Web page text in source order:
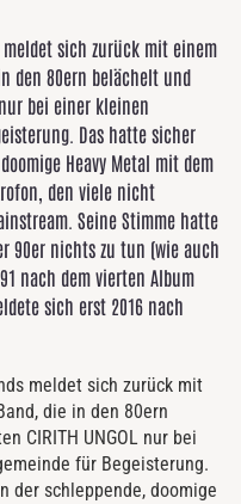
meldet sich zurück mit einem
den 80ern belächelt und
nur bei einer kleinen
Das hatte sicher
Heavy Metal mit dem
den viele nicht
Seine Stimme hatte
90er nichts zu tun (wie auch
nach dem vierten Album
sich erst 2016 nach
meldet sich zurück mit
die in den 80ern
CIRITH UNGOL nur bei
für Begeisterung.
der schleppende, doomige